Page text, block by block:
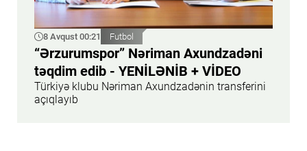
8 Avqust 00:21 Futbol
“Ərzurumspor” Nəriman Axundzadəni
təqdim edib - YENİLƏNİB + VİDEO
Türkiyə klubu Nəriman Axundzadənin transferini
açıqlayıb